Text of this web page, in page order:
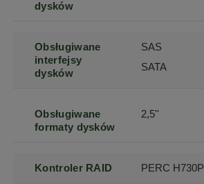
dysków
Obsługiwane
interfejsy
dysków
SAS
SATA
Obsługiwane
formaty dysków
2,5''
Kontroler RAID PERC H730P